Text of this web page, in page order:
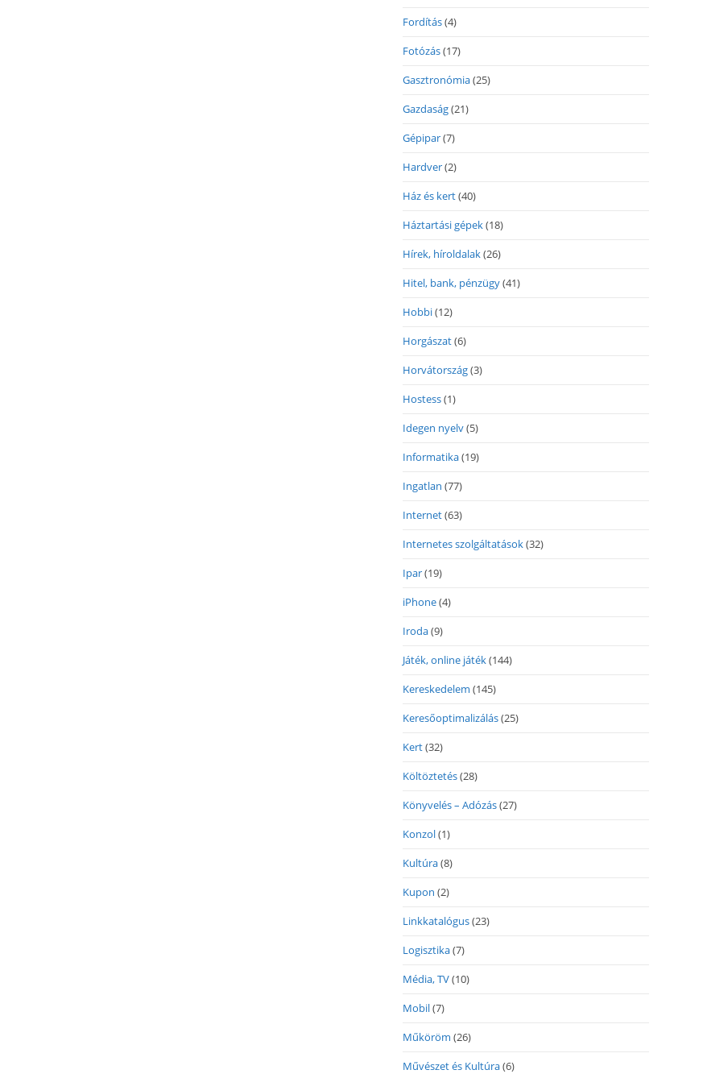
Fordítás(4)
Fotózás(17)
Gasztronómia(25)
Gazdaság(21)
Gépipar(7)
Hardver(2)
Ház és kert(40)
Háztartási gépek(18)
Hírek, híroldalak(26)
Hitel, bank, pénzügy(41)
Hobbi(12)
Horgászat(6)
Horvátország(3)
Hostess(1)
Idegen nyelv(5)
Informatika(19)
Ingatlan (77)
Internet(63)
Internetes szolgáltatások(32)
Ipar(19)
iPhone(4)
Iroda(9)
Játék, online játék(144)
Kereskedelem (145)
Keresőoptimalizálás(25)
Kert(32)
Költöztetés(28)
Könyvelés – Adózás(27)
Konzol(1)
Kultúra(8)
Kupon (2)
Linkkatalógus(23)
Logisztika(7)
Média, TV(10)
Mobil(7)
Műköröm (26)
Művészet és Kultúra(6)